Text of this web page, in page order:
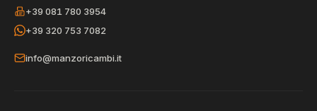
+39 081 780 3954
+39 320 753 7082
info@manzoricambi.it